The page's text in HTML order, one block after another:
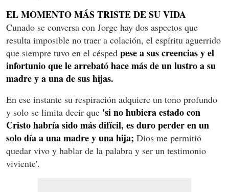
EL MOMENTO MÁS TRISTE DE SU VIDA
Cunado se conversa con Jorge hay dos aspectos que
resulta imposible no traer a colación, el espíritu aguerrido
que siempre tuvo en el césped pese a sus creencias y el
infortunio que le arrebató hace más de un lustro a su
madre y a una de sus hijas.
En ese instante su respiración adquiere un tono profundo
y solo se limita decir que 'si no hubiera estado con
Cristo habría sido más difícil, es duro perder en un
solo día a una madre y una hija; Dios me permitió
quedar vivo y hablar de la palabra y ser un testimonio
viviente'.